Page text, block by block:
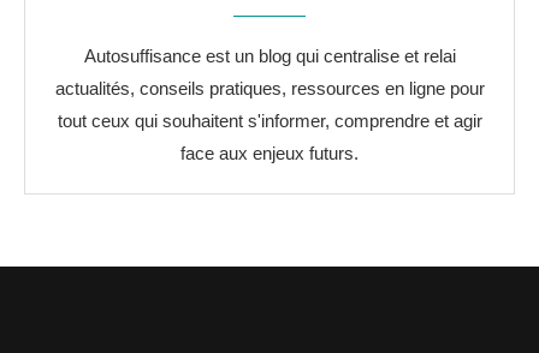
Autosuffisance est un blog qui centralise et relai
actualités, conseils pratiques, ressources en ligne pour
tout ceux qui souhaitent s'informer, comprendre et agir
face aux enjeux futurs.